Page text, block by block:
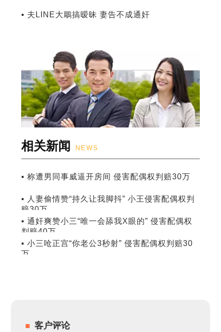
▪ 夫LINE大鵰搞暧昧 妻告不成通奸
相关新闻 NEWS
▪ 称遭男同事威逼开房间 侵害配偶权判赔30万
▪ 人妻偷情赞“持久让我脚抖” 小王侵害配偶权判
赔30万
▪ 通奸爽赞小三“唯一会舔我X眼的” 侵害配偶权
判赔40万
▪ 小三呛正宫“你老公3秒射” 侵害配偶权判赔30
万
客户评论